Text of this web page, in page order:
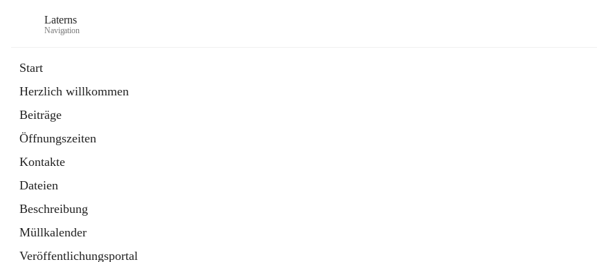
Laterns
Navigation
Start
Herzlich willkommen
Beiträge
Öffnungszeiten
Kontakte
Dateien
Beschreibung
Müllkalender
Veröffentlichungsportal